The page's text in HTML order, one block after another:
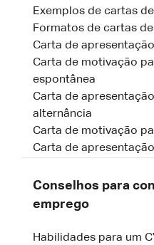
Exemplos de cartas
Formatos de cartas
Carta de
Carta de motivação
espontânea
Carta de
alternância
Carta de motivação
Carta de
Conselhos para
emprego
Habilidades para um